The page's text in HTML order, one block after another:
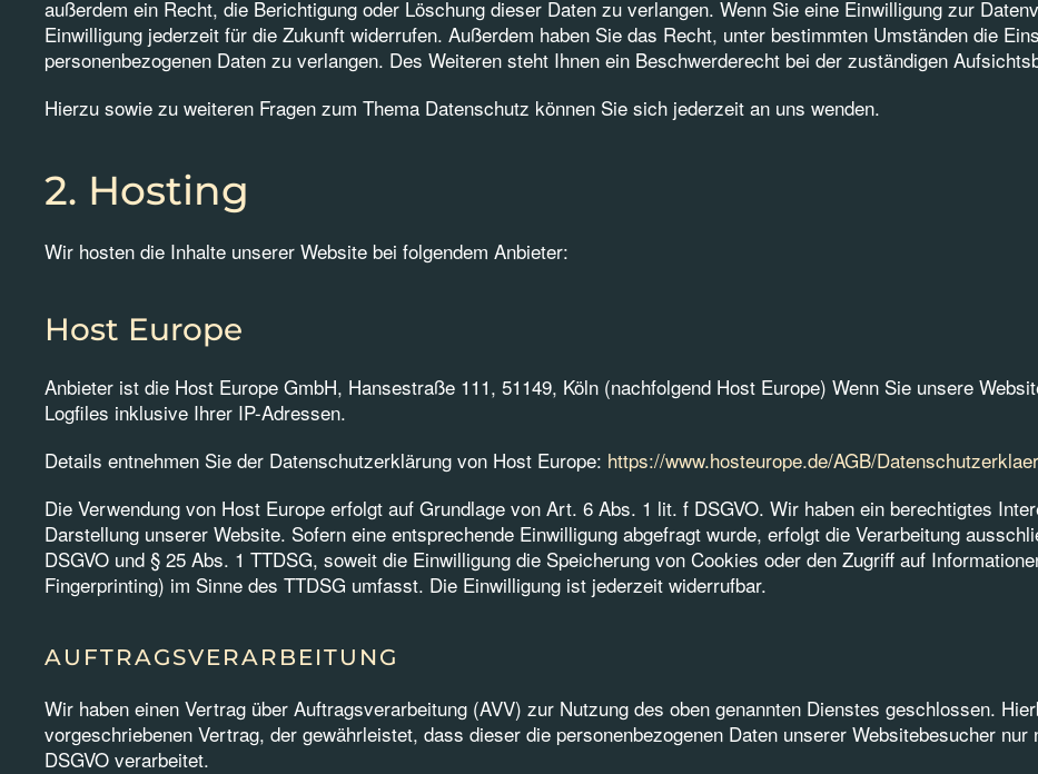
außerdem ein Recht, die Berichtigung oder Löschung dieser Daten zu verlangen. Wenn Sie eine Einwilligung zur
Einwilligung jederzeit für die Zukunft widerrufen. Außerdem haben Sie das Recht, unter bestimmten Umständen die
personenbezogenen Daten zu verlangen. Des Weiteren steht Ihnen ein Beschwerderecht bei der zuständigen
Hierzu sowie zu weiteren Fragen zum Thema Datenschutz können Sie sich jederzeit an uns wenden.
2. Hosting
Wir hosten die Inhalte unserer Website bei folgendem Anbieter:
Host Europe
Anbieter ist die Host Europe GmbH, Hansestraße 111, 51149, Köln (nachfolgend Host Europe) Wenn Sie unsere
Logfiles inklusive Ihrer IP-Adressen.
Details entnehmen Sie der Datenschutzerklärung von Host Europe: https://www.hosteurope.de/AGB/
Die Verwendung von Host Europe erfolgt auf Grundlage von Art. 6 Abs. 1 lit. f DSGVO. Wir haben ein berechtigtes
Darstellung unserer Website. Sofern eine entsprechende Einwilligung abgefragt wurde, erfolgt die Verarbeitung
DSGVO und § 25 Abs. 1 TTDSG, soweit die Einwilligung die Speicherung von Cookies oder den Zugriff auf
Fingerprinting) im Sinne des TTDSG umfasst. Die Einwilligung ist jederzeit widerrufbar.
AUFTRAGSVERARBEITUNG
Wir haben einen Vertrag über Auftragsverarbeitung (AVV) zur Nutzung des oben genannten Dienstes geschlossen.
vorgeschriebenen Vertrag, der gewährleistet, dass dieser die personenbezogenen Daten unserer Websitebesucher
DSGVO verarbeitet.